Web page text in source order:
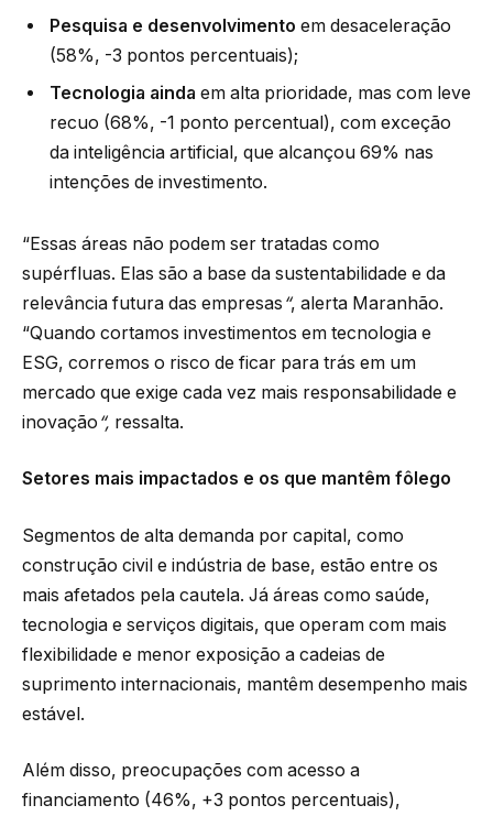
Pesquisa e desenvolvimento em desaceleração
(58%, -3 pontos percentuais);
Tecnologia ainda em alta prioridade, mas com leve
recuo (68%, -1 ponto percentual), com exceção
da inteligência artificial, que alcançou 69% nas
intenções de investimento.
“Essas áreas não podem ser tratadas como
supérfluas. Elas são a base da sustentabilidade e da
relevância futura das empresas “, alerta Maranhão.
“Quando cortamos investimentos em tecnologia e
ESG, corremos o risco de ficar para trás em um
mercado que exige cada vez mais responsabilidade e
inovação “, ressalta.
Setores mais impactados e os que mantêm fôlego
Segmentos de alta demanda por capital, como
construção civil e indústria de base, estão entre os
mais afetados pela cautela. Já áreas como saúde,
tecnologia e serviços digitais, que operam com mais
flexibilidade e menor exposição a cadeias de
suprimento internacionais, mantêm desempenho mais
estável.
Além disso, preocupações com acesso a
financiamento (46%, +3 pontos percentuais),